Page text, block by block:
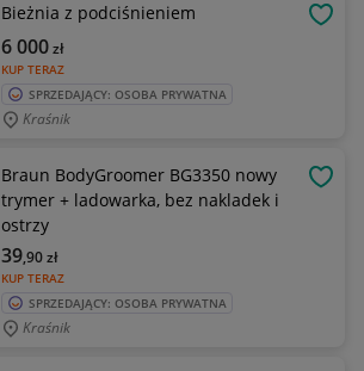
Bieżnia z podciśnieniem
KUP TERAZ
6 000zł
SPRZEDAJĄCY: OSOBA PRYWATNA
Kraśnik
Braun BodyGroomer BG3350 nowy
trymer + ladowarka, bez nakladek i
ostrzy
KUP TERAZ
39,90zł
SPRZEDAJĄCY: OSOBA PRYWATNA
Kraśnik